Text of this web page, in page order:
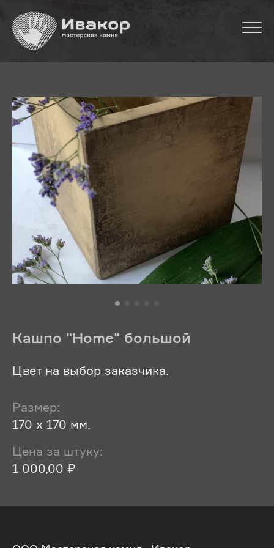
Кашпо "Home" большой
Цвет на выбор заказчика.
Размер:
170 х 170 мм.
Цена за штуку:
1 000,00 ₽